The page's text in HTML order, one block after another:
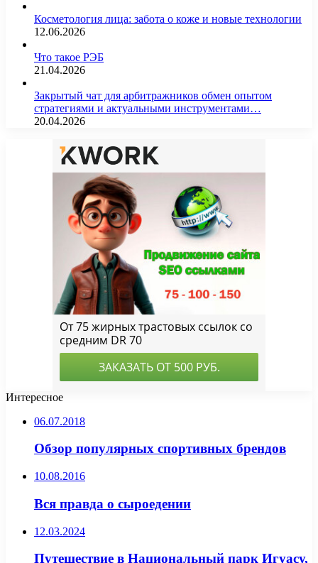
Косметология лица: забота о коже и новые технологии
12.06.2026
Что такое РЭБ
21.04.2026
Закрытый чат для арбитражников обмен опытом
стратегиями и актуальными инструментами…
20.04.2026
Интересное
06.07.2018
Обзор популярных спортивных брендов
10.08.2016
Вся правда о сыроедении
12.03.2024
Путешествие в Национальный парк Игуасу,